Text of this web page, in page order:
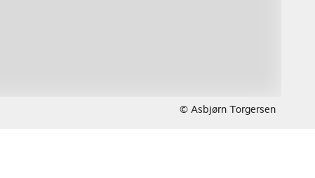
© Asbjørn Torgersen